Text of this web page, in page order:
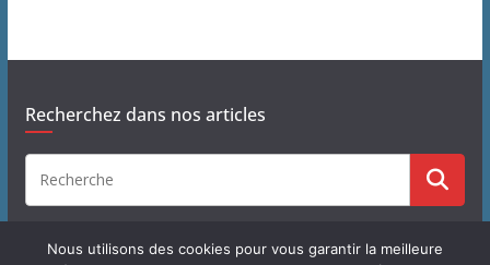
Recherchez dans nos articles
Nous utilisons des cookies pour vous garantir la meilleure